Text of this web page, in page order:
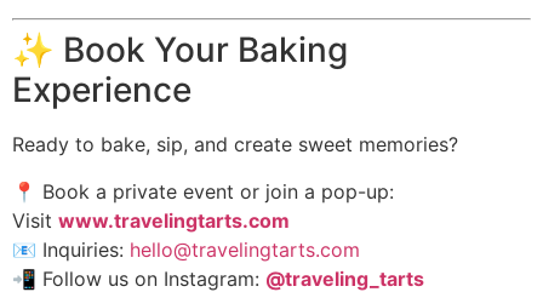
✨ Book Your Baking
Experience
Ready to bake, sip, and create sweet memories?
📍 Book a private event or join a pop-up:
Visit www.travelingtarts.com
📧 Inquiries: hello@travelingtarts.com
📲 Follow us on Instagram: @traveling_tarts